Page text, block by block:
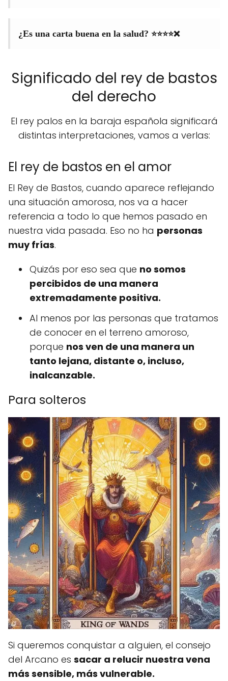
¿Es una carta buena en la salud? ⭐⭐⭐⭐❌
Significado del rey de bastos
del derecho
El rey palos en la baraja española significará
distintas interpretaciones, vamos a verlas:
El rey de bastos en el amor
El Rey de Bastos, cuando aparece reflejando
una situación amorosa, nos va a hacer
referencia a todo lo que hemos pasado en
nuestra vida pasada. Eso no ha personas
muy frías.
Quizás por eso sea que no somos
percibidos de una manera
extremadamente positiva.
Al menos por las personas que tratamos
de conocer en el terreno amoroso,
porque nos ven de una manera un
tanto lejana, distante o, incluso,
inalcanzable.
Para solteros
Si queremos conquistar a alguien, el consejo
del Arcano es sacar a relucir nuestra vena
más sensible, más vulnerable.